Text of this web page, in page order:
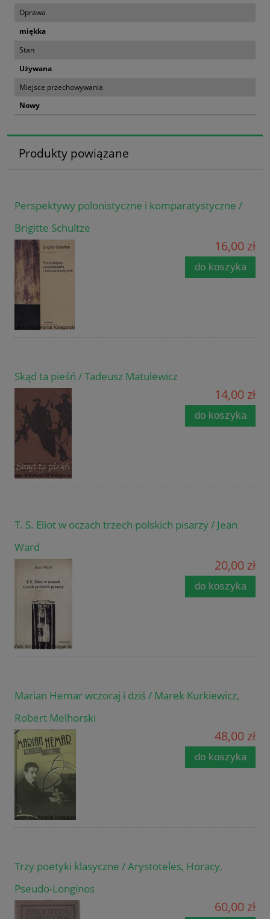
Oprawa
miękka
Stan
Używana
Miejsce przechowywania
Nowy
Produkty powiązane
Perspektywy polonistyczne i komparatystyczne /
Brigitte Schultze
16,00 zł
do koszyka
Skąd ta pieśń / Tadeusz Matulewicz
14,00 zł
do koszyka
T. S. Eliot w oczach trzech polskich pisarzy / Jean
Ward
20,00 zł
do koszyka
Marian Hemar wczoraj i dziś / Marek Kurkiewicz,
Robert Melhorski
48,00 zł
do koszyka
Trzy poetyki klasyczne / Arystoteles, Horacy,
Pseudo-Longinos
60,00 zł